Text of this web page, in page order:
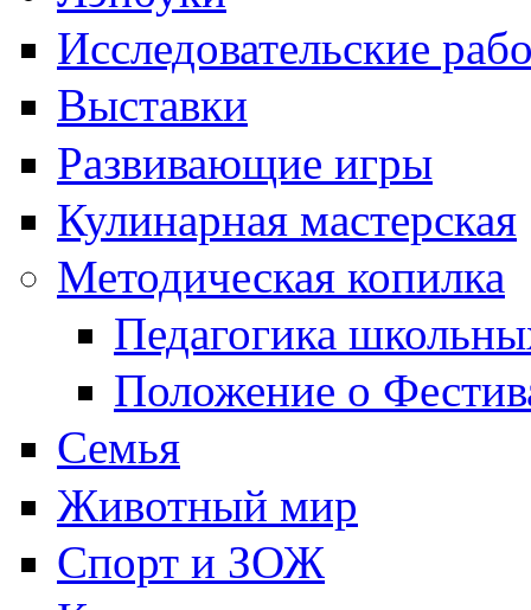
Исследовательские
Выставки
Развивающие игры
Кулинарная мастерская
Методическая копилка
Педагогика
Положение о
Семья
Животный мир
Спорт и ЗОЖ